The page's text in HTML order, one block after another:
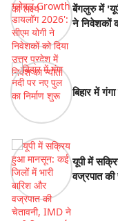
बेंगलुरु में
ने निवेशकों
बिहार में
यूपी में
वज्रपात की